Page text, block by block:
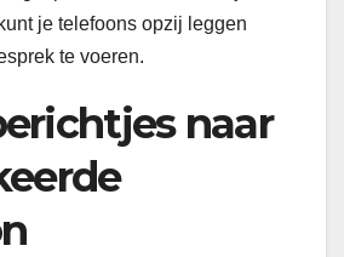
je telefoons opzij leggen
te voeren.
naar